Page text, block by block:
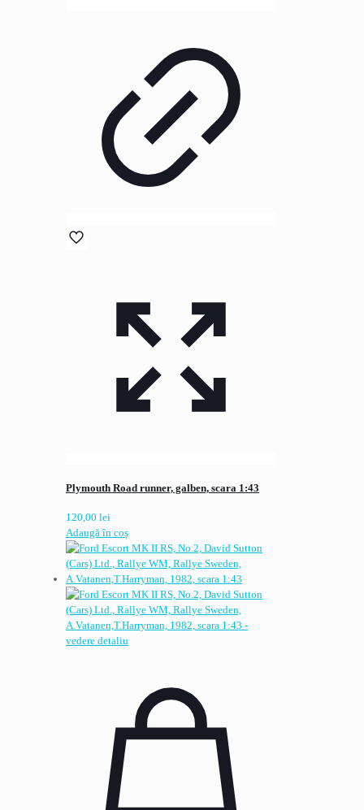
Plymouth Road runner, galben, scara 1:43
120,00 lei
Adaugă în coș